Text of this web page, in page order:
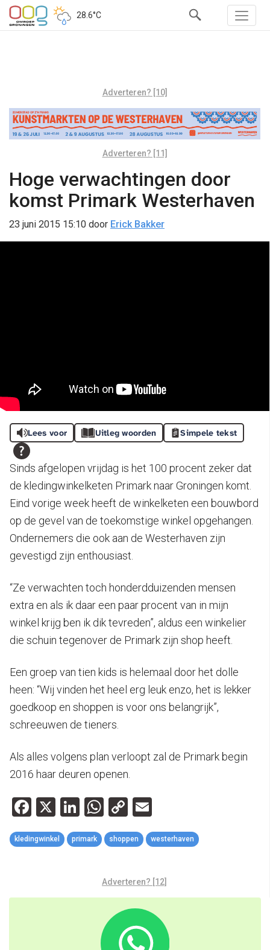
28.6°C
Adverteren? [10]
Adverteren? [11]
Hoge verwachtingen door
komst Primark Westerhaven
23 juni 2015 15:10 door Erick Bakker
Lees voor Uitleg woorden Simpele tekst
Sinds afgelopen vrijdag is het 100 procent zeker dat
de kledingwinkelketen Primark naar Groningen komt.
Eind vorige week heeft de winkelketen een bouwbord
op de gevel van de toekomstige winkel opgehangen.
Ondernemers die ook aan de Westerhaven zijn
gevestigd zijn enthousiast.
“Ze verwachten toch honderdduizenden mensen
extra en als ik daar een paar procent van in mijn
winkel krijg ben ik dik tevreden”, aldus een winkelier
die schuin tegenover de Primark zijn shop heeft.
Een groep van tien kids is helemaal door het dolle
heen: “Wij vinden het heel erg leuk enzo, het is lekker
goedkoop en shoppen is voor ons belangrijk”,
schreeuwen de tieners.
Als alles volgens plan verloopt zal de Primark begin
2016 haar deuren openen.
Facebook
X LinkedIn
WhatsApp
Copy
Link
kledingwinkel primark shoppen westerhaven
Adverteren? [12]